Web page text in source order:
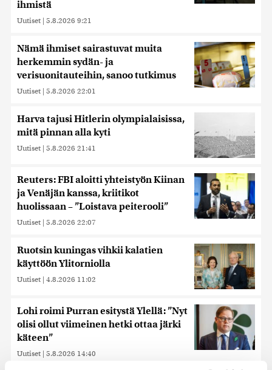
ihmistä
Uutiset | 5.8.2026 9:21
Nämä ihmiset sairastuvat muita
herkemmin sydän- ja
verisuonitauteihin, sanoo tutkimus
Uutiset | 5.8.2026 22:01
Harva tajusi Hitlerin olympialaisissa,
mitä pinnan alla kyti
Uutiset | 5.8.2026 21:41
Reuters: FBI aloitti yhteistyön Kiinan
ja Venäjän kanssa, kriitikot
huolissaan – ”Loistava peiterooli”
Uutiset | 5.8.2026 22:07
Ruotsin kuningas vihkii kalatien
käyttöön Ylitorniolla
Uutiset | 4.8.2026 11:02
Lohi roimi Purran esitystä Ylellä: ”Nyt
olisi ollut viimeinen hetki ottaa järki
käteen”
Uutiset | 5.8.2026 14:40